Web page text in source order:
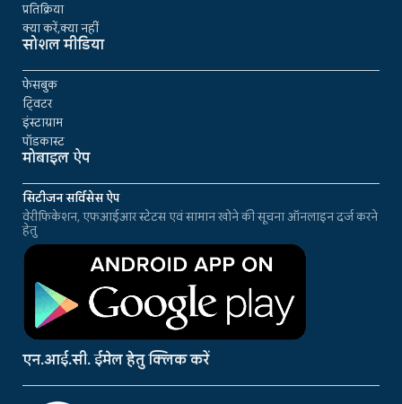
प्रतिक्रिया
क्या करें,क्या नहीं
सोशल मीडिया
फेसबुक
ट्विटर
इंस्टाग्राम
पॉडकास्ट
मोबाइल ऐप
सिटीजन सर्विसेस ऐप
वेरीफिकेशन, एफआईआर स्टेटस एवं सामान खोने की सूचना ऑनलाइन दर्ज करने
हेतु
एन.आई.सी. ईमेल हेतु क्लिक करें